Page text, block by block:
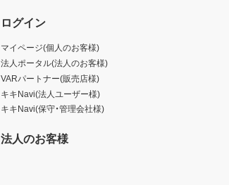
ログイン
マイページ(個人のお客様)
法人ポータル(法人のお客様)
VARパートナー(販売店様)
キキNavi(法人ユーザー様)
キキNavi(保守・管理会社様)
法人のお客様